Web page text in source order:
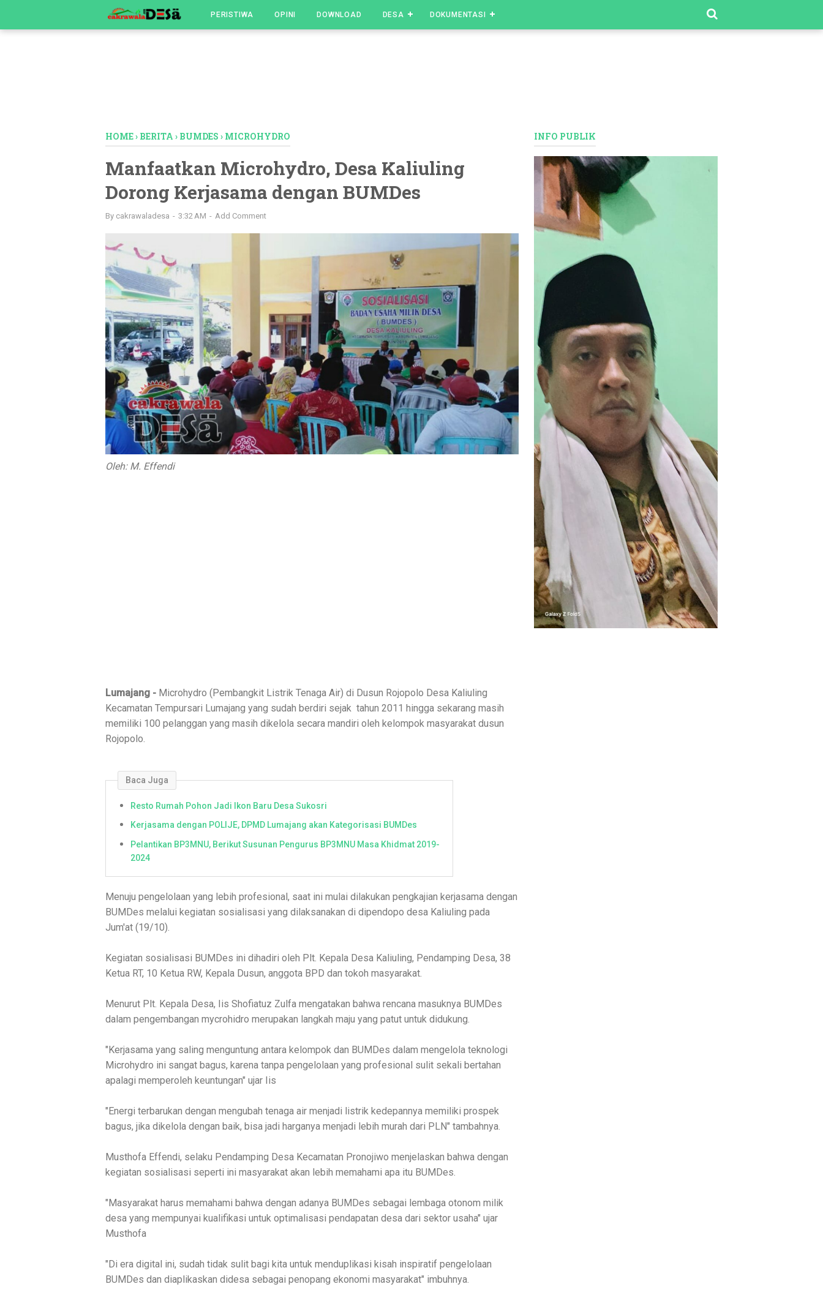
PERISTIWA OPINI DOWNLOAD DESA DOKUMENTASI
HOME› BERITA › BUMDES › MICROHYDRO
Manfaatkan Microhydro, Desa Kaliuling
Dorong Kerjasama dengan BUMDes
By cakrawaladesa 3:32 AM Add Comment
Oleh: M. Effendi
Lumajang - Microhydro (Pembangkit Listrik Tenaga Air) di Dusun Rojopolo Desa Kaliuling
Kecamatan Tempursari Lumajang yang sudah berdiri sejak tahun 2011 hingga sekarang masih
memiliki 100 pelanggan yang masih dikelola secara mandiri oleh kelompok masyarakat dusun
Rojopolo.
Baca Juga
Resto Rumah Pohon Jadi Ikon Baru Desa Sukosri
Kerjasama dengan POLIJE, DPMD Lumajang akan Kategorisasi BUMDes
Pelantikan BP3MNU, Berikut Susunan Pengurus BP3MNU Masa Khidmat 2019-
2024
Menuju pengelolaan yang lebih profesional, saat ini mulai dilakukan pengkajian kerjasama dengan
BUMDes melalui kegiatan sosialisasi yang dilaksanakan di dipendopo desa Kaliuling pada
Jum'at (19/10).
Kegiatan sosialisasi BUMDes ini dihadiri oleh Plt. Kepala Desa Kaliuling, Pendamping Desa, 38
Ketua RT, 10 Ketua RW, Kepala Dusun, anggota BPD dan tokoh masyarakat.
Menurut Plt. Kepala Desa, Iis Shofiatuz Zulfa mengatakan bahwa rencana masuknya BUMDes
dalam pengembangan mycrohidro merupakan langkah maju yang patut untuk didukung.
"Kerjasama yang saling menguntung antara kelompok dan BUMDes dalam mengelola teknologi
Microhydro ini sangat bagus, karena tanpa pengelolaan yang profesional sulit sekali bertahan
apalagi memperoleh keuntungan" ujar Iis
"Energi terbarukan dengan mengubah tenaga air menjadi listrik kedepannya memiliki prospek
bagus, jika dikelola dengan baik, bisa jadi harganya menjadi lebih murah dari PLN" tambahnya.
Musthofa Effendi, selaku Pendamping Desa Kecamatan Pronojiwo menjelaskan bahwa dengan
kegiatan sosialisasi seperti ini masyarakat akan lebih memahami apa itu BUMDes.
"Masyarakat harus memahami bahwa dengan adanya BUMDes sebagai lembaga otonom milik
desa yang mempunyai kualifikasi untuk optimalisasi pendapatan desa dari sektor usaha" ujar
Musthofa
"Di era digital ini, sudah tidak sulit bagi kita untuk menduplikasi kisah inspiratif pengelolaan
BUMDes dan diaplikaskan didesa sebagai penopang ekonomi masyarakat" imbuhnya.
INFO PUBLIK